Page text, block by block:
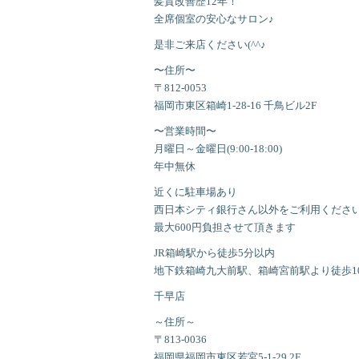
全席個室の安心なサロン♪
是非ご来店ください(^^♪
〜住所〜
〒812-0053
福岡市東区箱崎1-28-16 千鳥ビル2F
〜営業時間〜
月曜日～金曜日(9:00-18:00)
年中無休
近くに駐車場あり
西日本シティ銀行さん以外をご利用くださ
最大600円負担させて頂きます
JR箱崎駅から徒歩5分以内
地下鉄箱崎九大前駅、箱崎宮前駅より徒歩
千早店
～住所～
〒813-0036